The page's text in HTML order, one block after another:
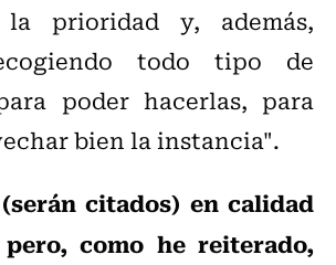
prioridad y, además,
todo tipo de
poder hacerlas, para
bien la instancia".
citados) en calidad
como he reiterado,